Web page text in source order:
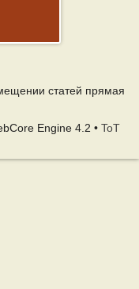
статей прямая
Engine 4.2 • ToT